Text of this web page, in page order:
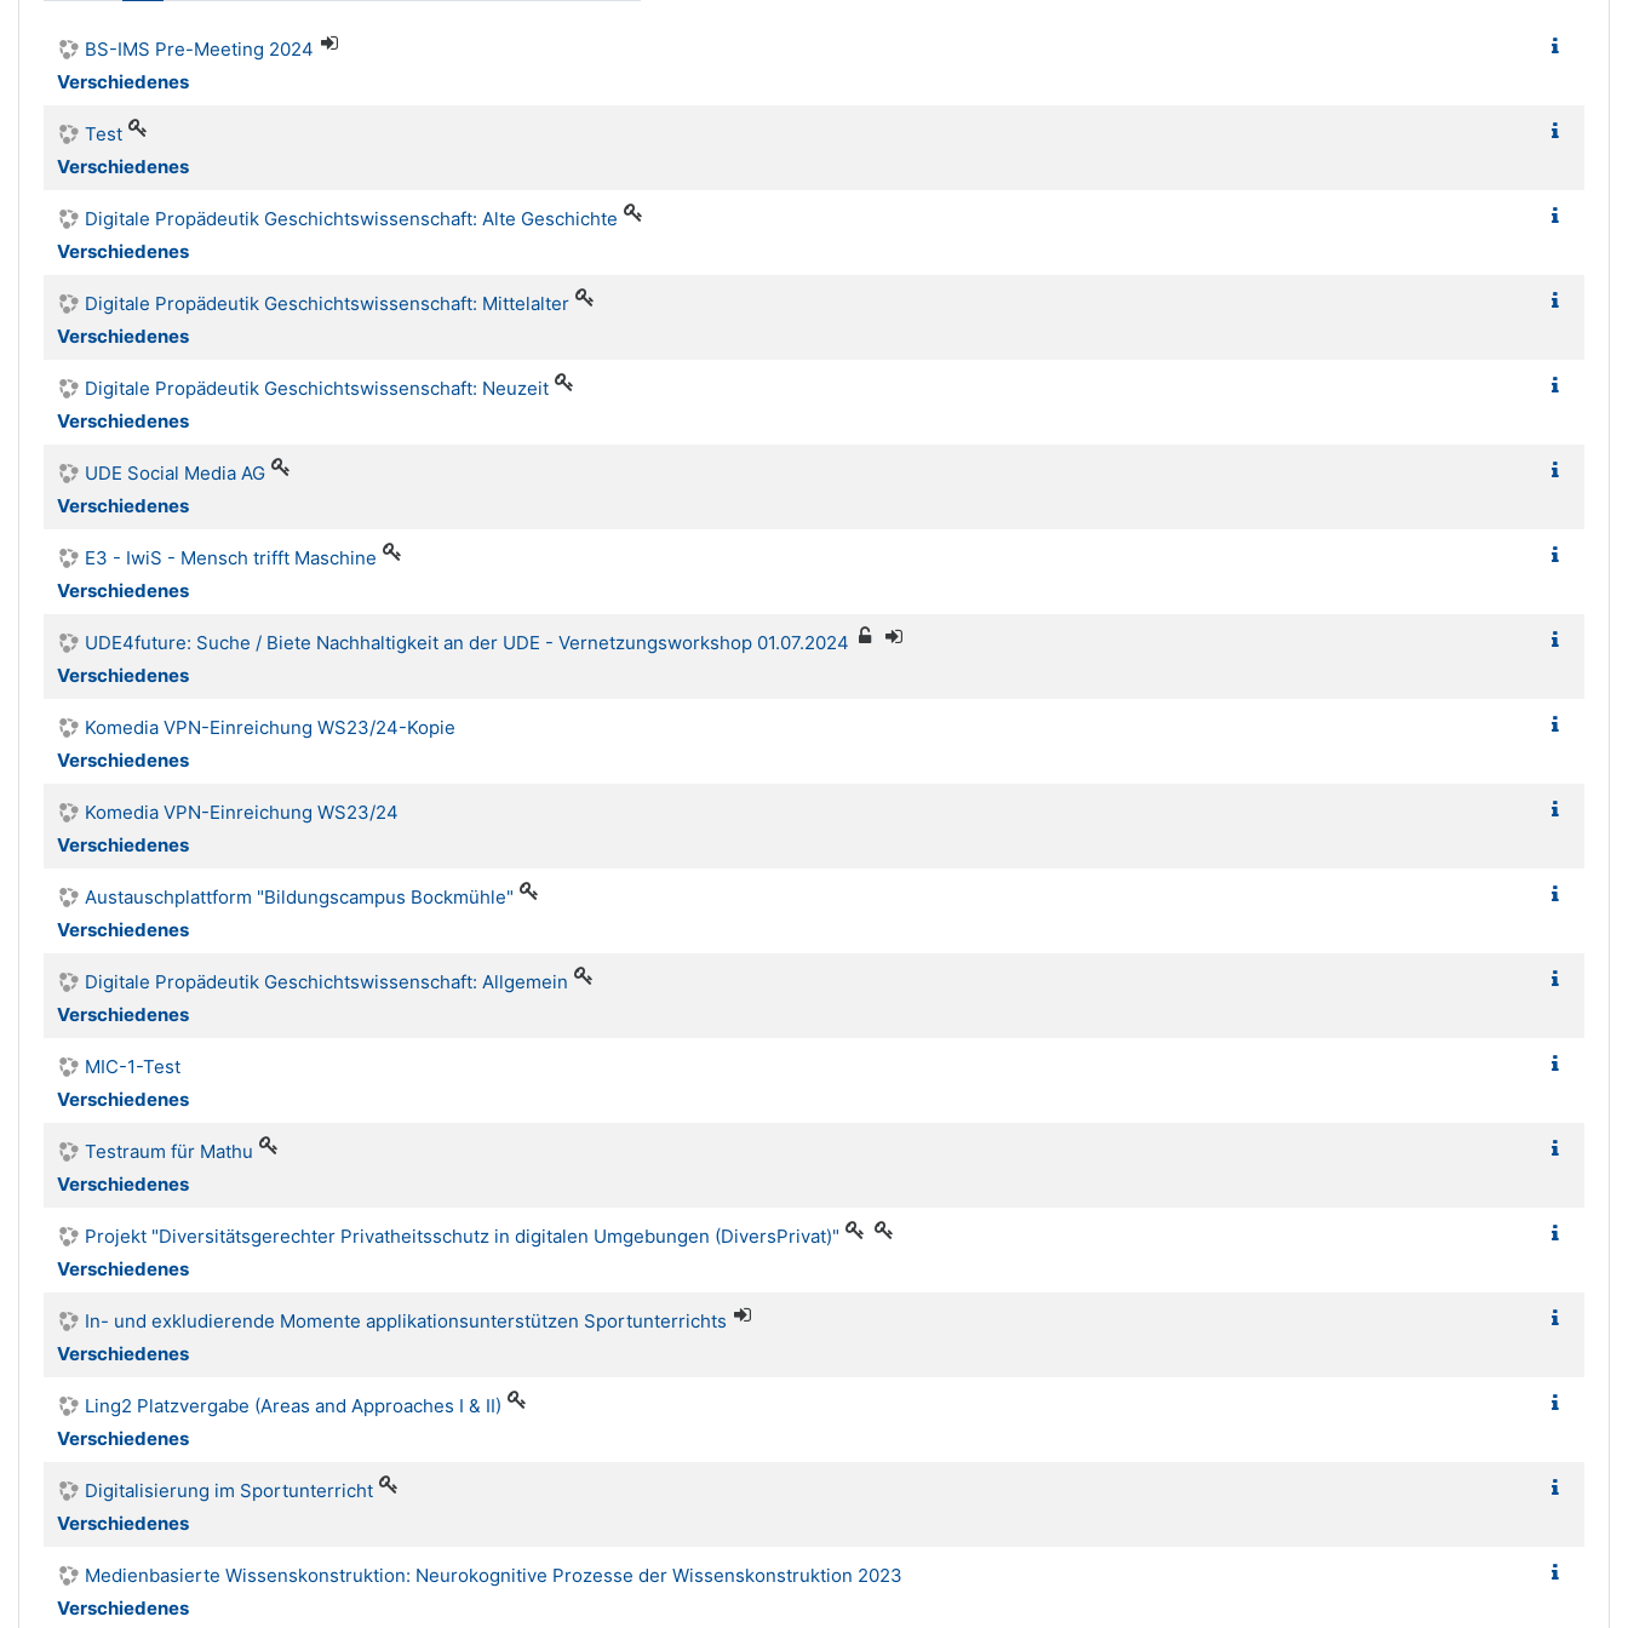
BS-IMS Pre-Meeting 2024
Verschiedenes
Test
Verschiedenes
Digitale Propädeutik Geschichtswissenschaft: Alte Geschichte
Verschiedenes
Digitale Propädeutik Geschichtswissenschaft: Mittelalter
Verschiedenes
Digitale Propädeutik Geschichtswissenschaft: Neuzeit
Verschiedenes
UDE Social Media AG
Verschiedenes
E3 - IwiS - Mensch trifft Maschine
Verschiedenes
UDE4future: Suche / Biete Nachhaltigkeit an der UDE - Vernetzungsworkshop 01.07.2024
Verschiedenes
Komedia VPN-Einreichung WS23/24-Kopie
Verschiedenes
Komedia VPN-Einreichung WS23/24
Verschiedenes
Austauschplattform "Bildungscampus Bockmühle"
Verschiedenes
Digitale Propädeutik Geschichtswissenschaft: Allgemein
Verschiedenes
MIC-1-Test
Verschiedenes
Testraum für Mathu
Verschiedenes
Projekt "Diversitätsgerechter Privatheitsschutz in digitalen Umgebungen (DiversPrivat)"
Verschiedenes
In- und exkludierende Momente applikationsunterstützen Sportunterrichts
Verschiedenes
Ling2 Platzvergabe (Areas and Approaches I & II)
Verschiedenes
Digitalisierung im Sportunterricht
Verschiedenes
Medienbasierte Wissenskonstruktion: Neurokognitive Prozesse der Wissenskonstruktion 2023
Verschiedenes